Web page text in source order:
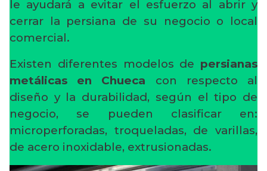
le ayudará a evitar el esfuerzo al abrir y
cerrar la persiana de su negocio o local
comercial.
Existen diferentes modelos de persianas
metálicas en Chueca con respecto al
diseño y la durabilidad, según el tipo de
negocio, se pueden clasificar en:
microperforadas, troqueladas, de varillas,
de acero inoxidable, extrusionadas.